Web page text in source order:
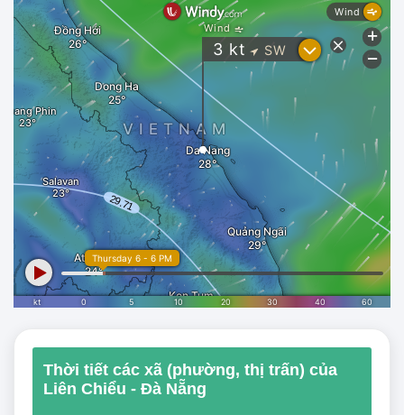
Thời tiết các xã (phường, thị trấn) của
Liên Chiểu - Đà Nẵng